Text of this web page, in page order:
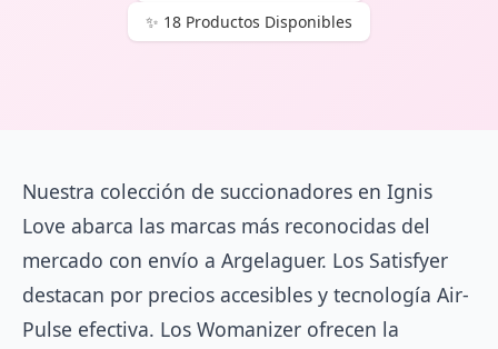
✨ 18 Productos Disponibles
Nuestra colección de succionadores en Ignis
Love abarca las marcas más reconocidas del
mercado con envío a Argelaguer. Los Satisfyer
destacan por precios accesibles y tecnología Air-
Pulse efectiva. Los Womanizer ofrecen la